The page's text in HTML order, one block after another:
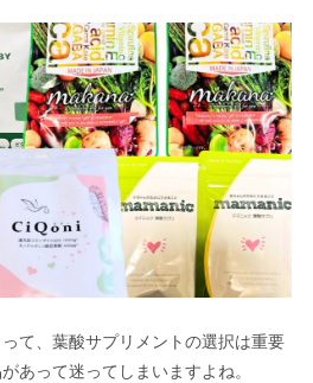
て、葉酸サプリメントの選択は重要
あって迷ってしまいますよね。